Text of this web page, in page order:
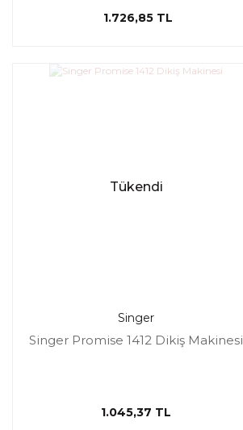
1.726,85 TL
Tükendi
Singer
Singer Promise 1412 Dikiş Makinesi
1.045,37 TL